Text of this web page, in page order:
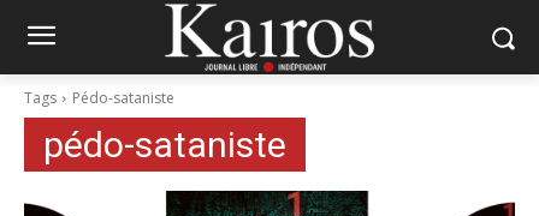
Tags Pédo-sataniste
pédo-sataniste